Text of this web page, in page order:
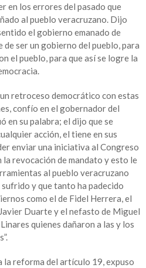
en los errores del pasado que
al pueblo veracruzano. Dijo
el gobierno emanado de
de ser un gobierno del pueblo, para
el pueblo, para que así se logre la
un retroceso democrático con estas
confío en el gobernador del
en su palabra; el dijo que se
acción, el tiene en sus
enviar una iniciativa al Congreso
la revocación de mandato y esto le
al pueblo veracruzano
y que tanto ha padecido
como el de Fidel Herrera, el
Duarte y el nefasto de Miguel
quienes dañaron a las y los
la reforma del artículo 19, expuso